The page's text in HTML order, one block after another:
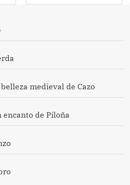
medieval de Cazo
encanto de Piloña